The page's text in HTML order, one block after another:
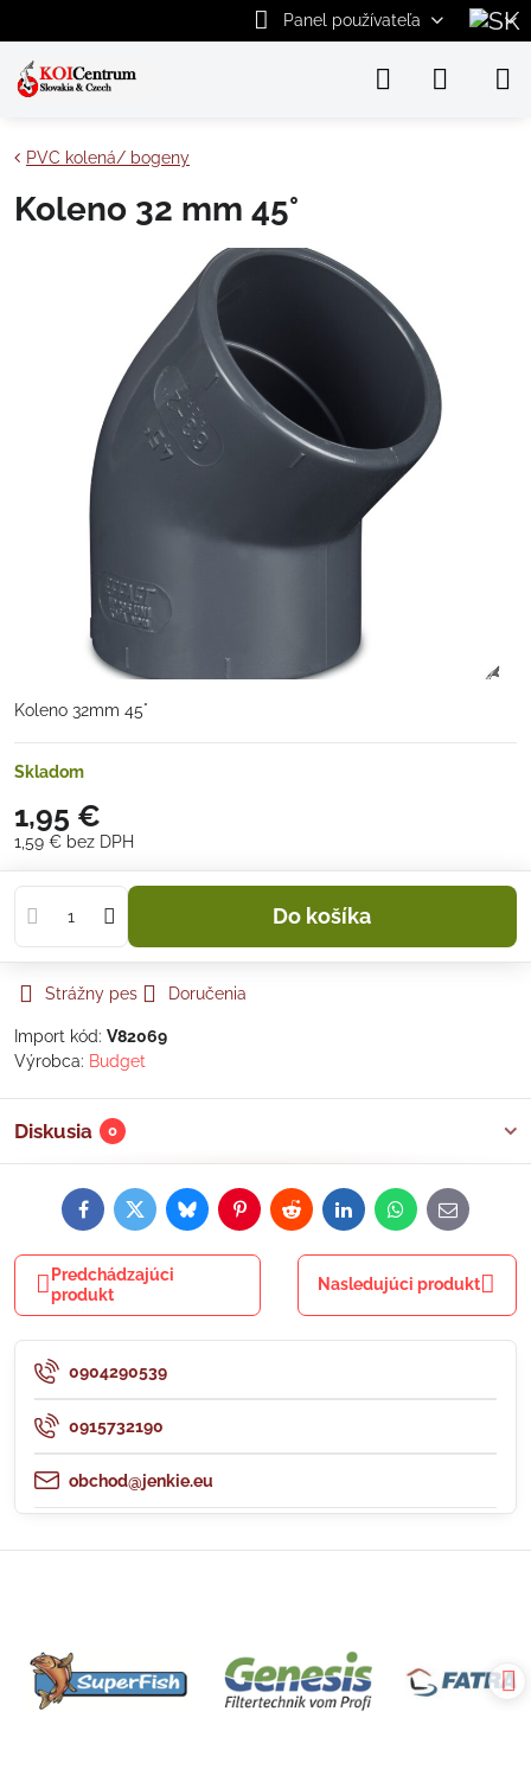
Panel používateľa
PVC kolená/ bogeny
Koleno 32 mm 45°
Koleno 32mm 45°
Skladom
1,95 €
1,59 € bez DPH
Do košíka
Strážny pes Doručenia
Import kód: V82069
Výrobca: Budget
Diskusia 0
FacebookTwitterBlueskyPinterestRedditLinkedInWhatsApp
E-
mail
Predchádzajúci
produkt
Nasledujúci produkt
0904290539
0915732190
obchod@jenkie.eu